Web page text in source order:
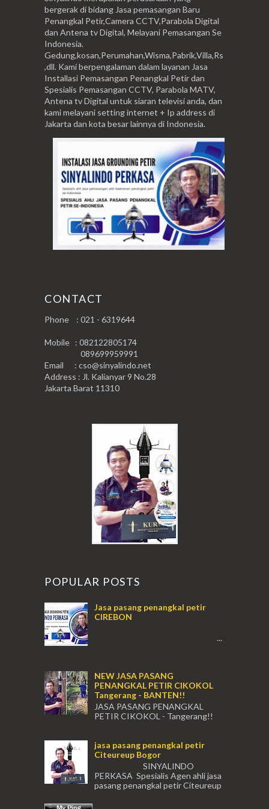
bergerak di bidang Jasa pemasangan Baru
Penangkal Petir,Camera CCTV,Parabola Digital
dan Antena tv Digital, Melayani Pemasangan Se
Indonesia.
Gedung,kosan,Perumahan,Wisma,Pabrik,Villa,Rs
,dll. Kami berpengalaman dalam layanan Jasa
Installasi Pemasangan Penangkal Petir dan
Spesialis Pemasangan CCTV, Parabola MATV,
Antena tv Digital untuk siaran televisi anda, dan
kami melayani setting internet + Ip address di
Jakarta dan kota besar lainnya di Indonesia.
CONTACT
Phone : 021 - 6319644
Mobile : 082122805174
089699959991
Email : cso@sinyalindo.net
Address : Jl. Kalianyar 9 No.28
Jakarta Barat 11310
POPULAR POSTS
Jasa pasang penangkal petir
CIREBON
...
NEW JASA PASANG
PENANGKAL PETIR CIKOKOL
Tangerang - BANTEN!!
JASA PASANG PENANGKAL
PETIR CIKOKOL - Tangerang!!
CIKOKOL TANGERANG ...
jasa pasang penangkal petir
Citeureup Bogor
SINYALINDO
PERKASA Spesialis Agen ahli jasa
pasang penangkal petir Citeureup